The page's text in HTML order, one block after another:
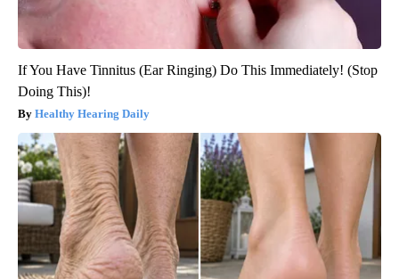
If You Have Tinnitus (Ear Ringing) Do This Immediately! (Stop
Doing This)!
Healthy Hearing Daily